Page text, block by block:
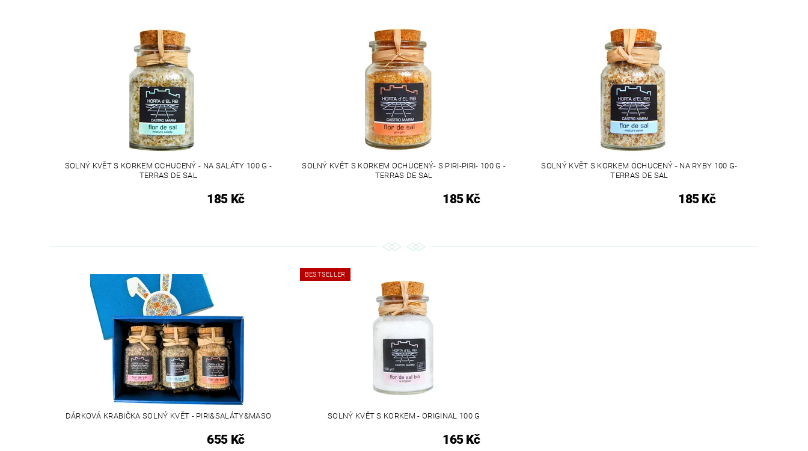
SOLNÝ KVĚT S KORKEM OCHUCENÝ - NA SALÁTY 100 G -
TERRAS DE SAL
185 Kč
SOLNÝ KVĚT S KORKEM OCHUCENÝ- S PIRI-PIRI- 100 G -
TERRAS DE SAL
185 Kč
SOLNÝ KVĚT S KORKEM OCHUCENÝ - NA RYBY 100 G-
TERRAS DE SAL
185 Kč
DÁRKOVÁ KRABIČKA SOLNÝ KVĚT - PIRI&SALÁTY&MASO
655 Kč
BESTSELLER
SOLNÝ KVĚT S KORKEM - ORIGINAL 100 G
165 Kč